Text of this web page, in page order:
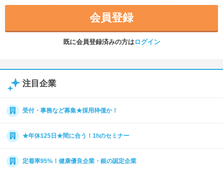
会員登録
既に会員登録済みの方はログイン
注目企業
受付・事務など募集★採用枠僅か！
★年休125日★間に合う！1hのセミナー
定着率95%！健康優良企業・銀の認定企業